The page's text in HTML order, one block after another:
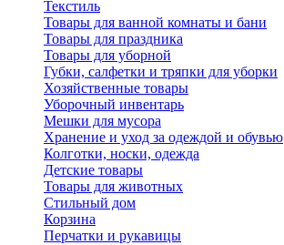
Текстиль
Товары для ванной комнаты и бани
Товары для праздника
Товары для уборной
Губки, салфетки и тряпки для уборки
Хозяйственные товары
Уборочный инвентарь
Мешки для мусора
Хранение и уход за одеждой и обувью
Колготки, носки, одежда
Детские товары
Товары для животных
Стильный дом
Корзина
Перчатки и рукавицы